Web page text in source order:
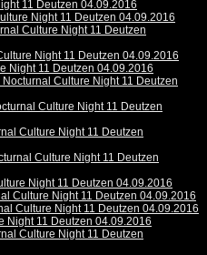
11 Deutzen 04.09.2016
Night 11 Deutzen 04.09.2016
Culture Night 11 Deutzen
Night 11 Deutzen 04.09.2016
Night 11 Deutzen 04.09.2016
Culture Night 11 Deutzen
Culture Night 11 Deutzen
Culture Night 11 Deutzen
Culture Night 11 Deutzen
Night 11 Deutzen 04.09.2016
Culture Night 11 Deutzen 04.09.2016
Culture Night 11 Deutzen 04.09.2016
Night 11 Deutzen 04.09.2016
Culture Night 11 Deutzen